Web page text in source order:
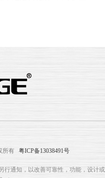
所有 粤ICP备13038491号
行通知，以改善可靠性，功能，设计或